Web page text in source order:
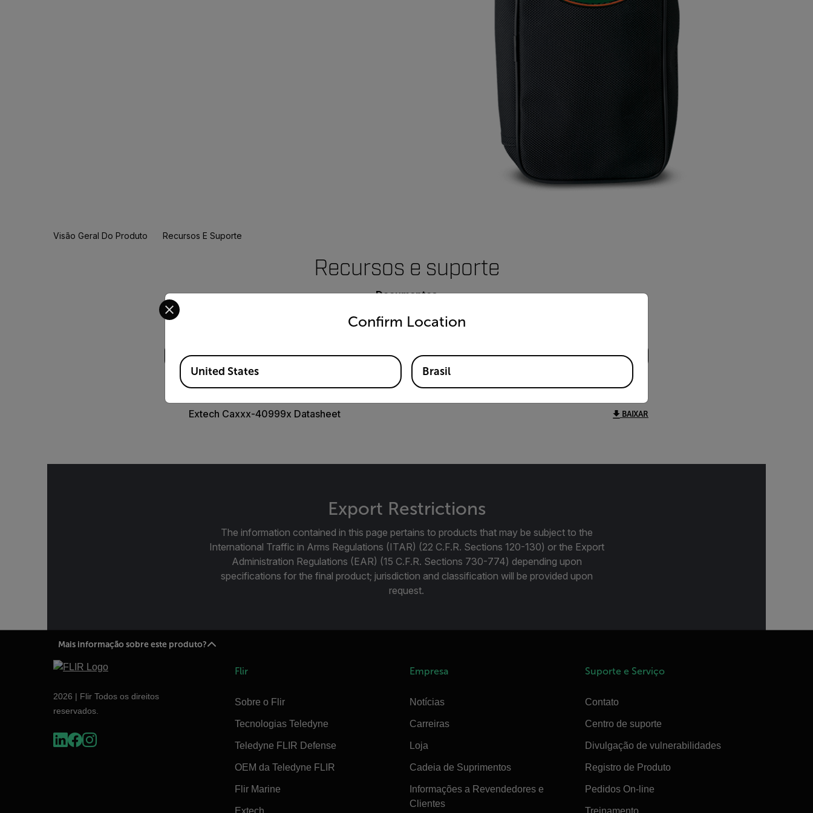
Visão Geral Do Produto Recursos E Suporte
Recursos e suporte
Documentos
Extech Caxxx-40999x Datasheet BAIXAR
Export Restrictions
The information contained in this page pertains to products that may be subject to the
International Traffic in Arms Regulations (ITAR) (22 C.F.R. Sections 120-130) or the Export
Administration Regulations (EAR) (15 C.F.R. Sections 730-774) depending upon
specifications for the final product; jurisdiction and classification will be provided upon
request.
Mais informação sobre este produto?
2026 | Flir Todos os direitos
reservados.
Flir
Sobre o Flir
Tecnologias Teledyne
Teledyne FLIR Defense
OEM da Teledyne FLIR
Flir Marine
Extech
Empresa
Notícias
Carreiras
Loja
Cadeia de Suprimentos
Informações a Revendedores e
Clientes
Suporte e Serviço
Contato
Centro de suporte
Divulgação de vulnerabilidades
Registro de Produto
Pedidos On-line
Treinamento
Confirm Location
Select your preferred country and language from the options below to access the appropriate version of our website.
Available Locations
United States Brasil